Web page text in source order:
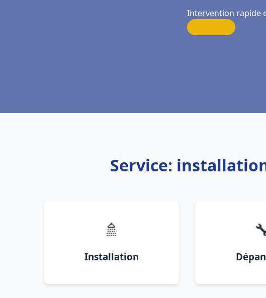
Intervention rapide
Service:
🚿
Installation